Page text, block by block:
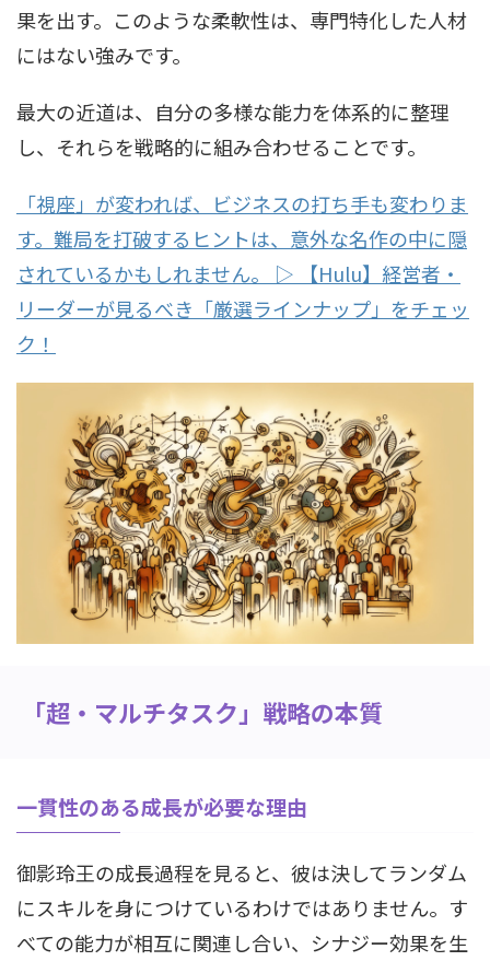
果を出す。このような柔軟性は、専門特化した人材
にはない強みです。
最大の近道は、自分の多様な能力を体系的に整理
し、それらを戦略的に組み合わせることです。
「視座」が変われば、ビジネスの打ち手も変わりま
す。難局を打破するヒントは、意外な名作の中に隠
されているかもしれません。 ▷ 【Hulu】経営者・
リーダーが見るべき「厳選ラインナップ」をチェッ
ク！
「超・マルチタスク」戦略の本質
一貫性のある成長が必要な理由
御影玲王の成長過程を見ると、彼は決してランダム
にスキルを身につけているわけではありません。す
べての能力が相互に関連し合い、シナジー効果を生